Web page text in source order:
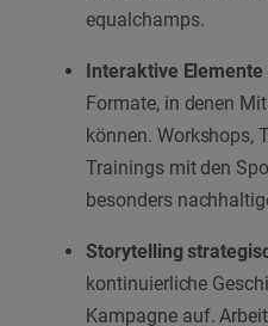
equalchamps.
Interaktive
Formate, in denen
können. Workshops,
Trainings mit den
besonders
Storytelling
kontinuierliche
Kampagne auf.